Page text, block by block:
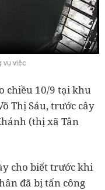
vụ việc
chiều 10/9 tại khu
Thị Sáu, trước cây
(thị xã Tân
cho biết trước khi
đã bị tấn công